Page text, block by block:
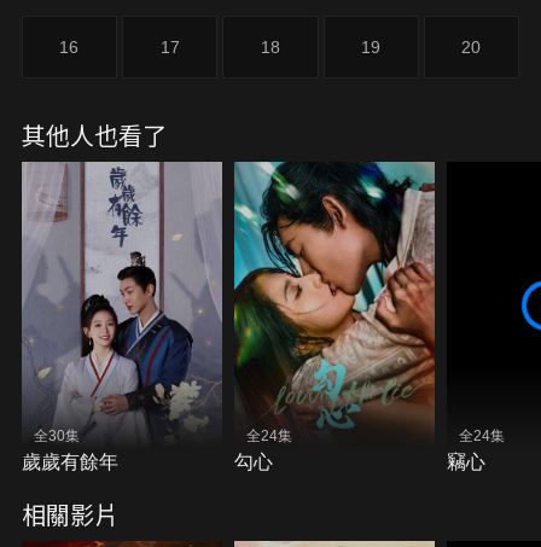
16 17 18 19 20
其他人也看了
全30集
歲歲有餘年
全24集
勾心
全24集
竊心
相關影片